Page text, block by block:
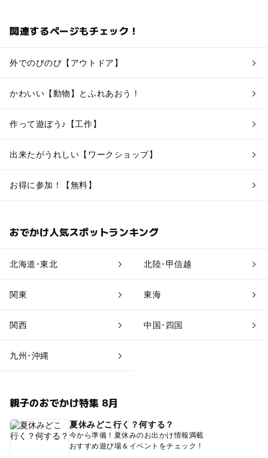
関連するページもチェック！
外でのびのび【アウトドア】
かわいい【動物】とふれあおう！
作って遊ぼう♪【工作】
出来たがうれしい【ワークショップ】
お得に参加！【無料】
おでかけ人気スポットランキング
北海道･東北 北陸･甲信越
関東 東海
関西 中国･四国
九州･沖縄
親子のおでかけ特集 8月
夏休みどこ行く？何する？
今から準備！夏休みのお出かけ情報満載
おすすめ遊び場＆イベントをチェック！